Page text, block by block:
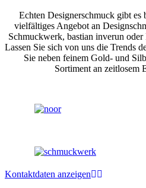
Echten Designerschmuck gibt es
vielfältiges Angebot an
Schmuckwerk, bastian inverun
Lassen Sie sich von uns die Trends
Sie neben feinem Gold- und
Sortiment an zeitlosem
Kontaktdaten anzeigen